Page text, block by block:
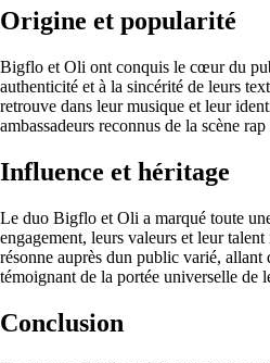
Origine et popularité
Bigflo et Oli ont conquis le cœur du
authenticité et à la sincérité de leurs
retrouve dans leur musique et leur
ambassadeurs reconnus de la scène
Influence et héritage
Le duo Bigflo et Oli a marqué toute
engagement, leurs valeurs et leur
résonne auprès dun public varié, allant
témoignant de la portée universelle de
Conclusion